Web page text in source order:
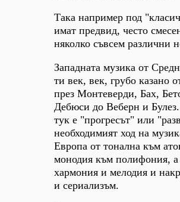
Така например под
имат предвид, често
няколко съвсем различни
Западната музика от
ти век, век, грубо казано
през Монтеверди, Бах,
Дебюси до Веберн и
тук е "прогресът" или
необходимият ход на
Европа от тонална към
монодия към полифония,
хармония и мелодия и
и сериализъм.